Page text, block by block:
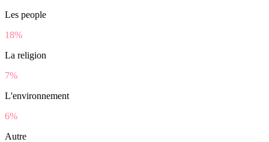
Les people
18%
La religion
7%
L'environnement
6%
Autre